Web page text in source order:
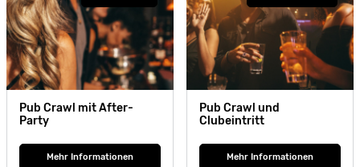
Pub Crawl mit After-
Party
Mehr Informationen
Pub Crawl und
Clubeintritt
Mehr Informationen